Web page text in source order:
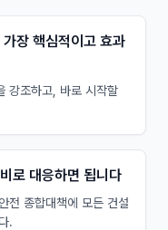
장 핵심적이고 효과
강조하고, 바로 시작할
로 대응하면 됩니다
전 종합대책에 모든 건설
.